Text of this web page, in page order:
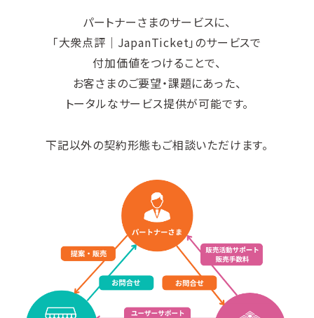
パートナーさまのサービスに、
「大衆点評｜JapanTicket」のサービスで
付加価値をつけることで、
お客さまのご要望・課題にあった、
トータルなサービス提供が可能です。
下記以外の契約形態もご相談いただけます。